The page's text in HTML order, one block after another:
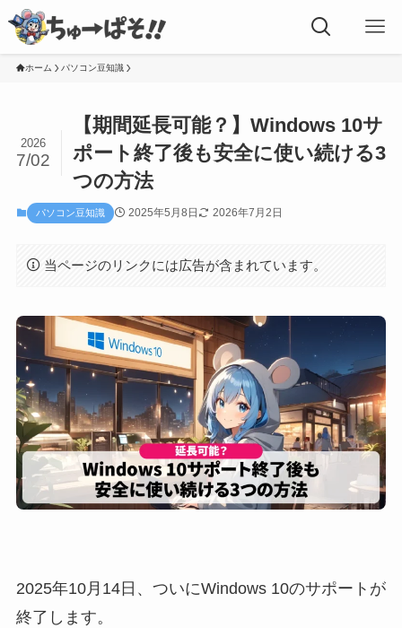
ホーム パソコン豆知識
【期間延長可能？】Windows 10サ
ポート終了後も安全に使い続ける3
つの方法
2026
7/02
パソコン豆知識 2025年5月8日 2026年7月2日
当ページのリンクには広告が含まれています。
2025年10月14日、ついにWindows 10のサポートが
終了します。